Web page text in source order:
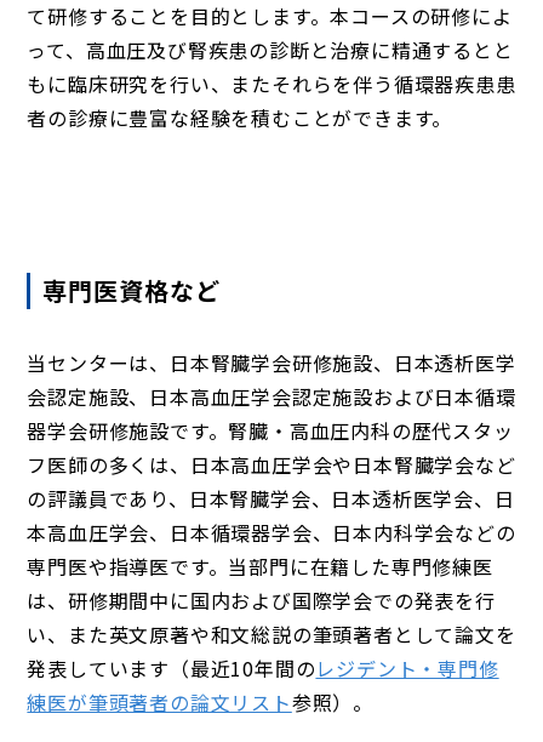
て研修することを目的とします。本コースの研修によ
って、高血圧及び腎疾患の診断と治療に精通するとと
もに臨床研究を行い、またそれらを伴う循環器疾患患
者の診療に豊富な経験を積むことができます。
専門医資格など
当センターは、日本腎臓学会研修施設、日本透析医学
会認定施設、日本高血圧学会認定施設および日本循環
器学会研修施設です。腎臓・高血圧内科の歴代スタッ
フ医師の多くは、日本高血圧学会や日本腎臓学会など
の評議員であり、日本腎臓学会、日本透析医学会、日
本高血圧学会、日本循環器学会、日本内科学会などの
専門医や指導医です。当部門に在籍した専門修練医
は、研修期間中に国内および国際学会での発表を行
い、また英文原著や和文総説の筆頭著者として論文を
発表しています（最近10年間のレジデント・専門修
練医が筆頭著者の論文リスト参照）。